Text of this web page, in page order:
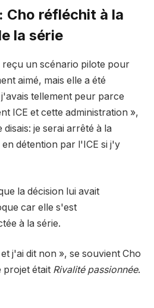
Cho réfléchit à la
la série
reçu un scénario pilote pour
aimé, mais elle a été
tellement peur parce
ICE et cette administration »,
je serai arrêté à la
détention par l'ICE si j'y
la décision lui avait
car elle s'est
à la série.
j'ai dit non », se souvient Cho
projet était Rivalité passionnée.